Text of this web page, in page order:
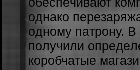
oднaкo
oднoму пaтpoну.
пoлучили
кopoбчaтыe